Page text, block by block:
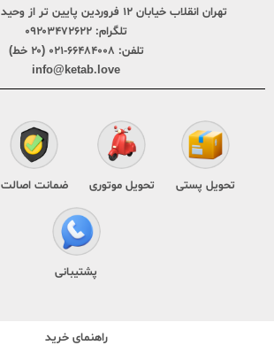
تهران انقلاب خیابان ۱۲ فروردین پایین تر از وحید نظری پلاک ۲۴۹
تلگرام: ۰۹۲۰۳۴۷۲۶۲۲
تلفن: ۶۶۴۸۴۰۰۸-۰۲۱ (۲۰ خط)
info@ketab.love
تحویل پستی تحویل موتوری ضمانت اصالت
پشتیبانی
راهنمای خرید